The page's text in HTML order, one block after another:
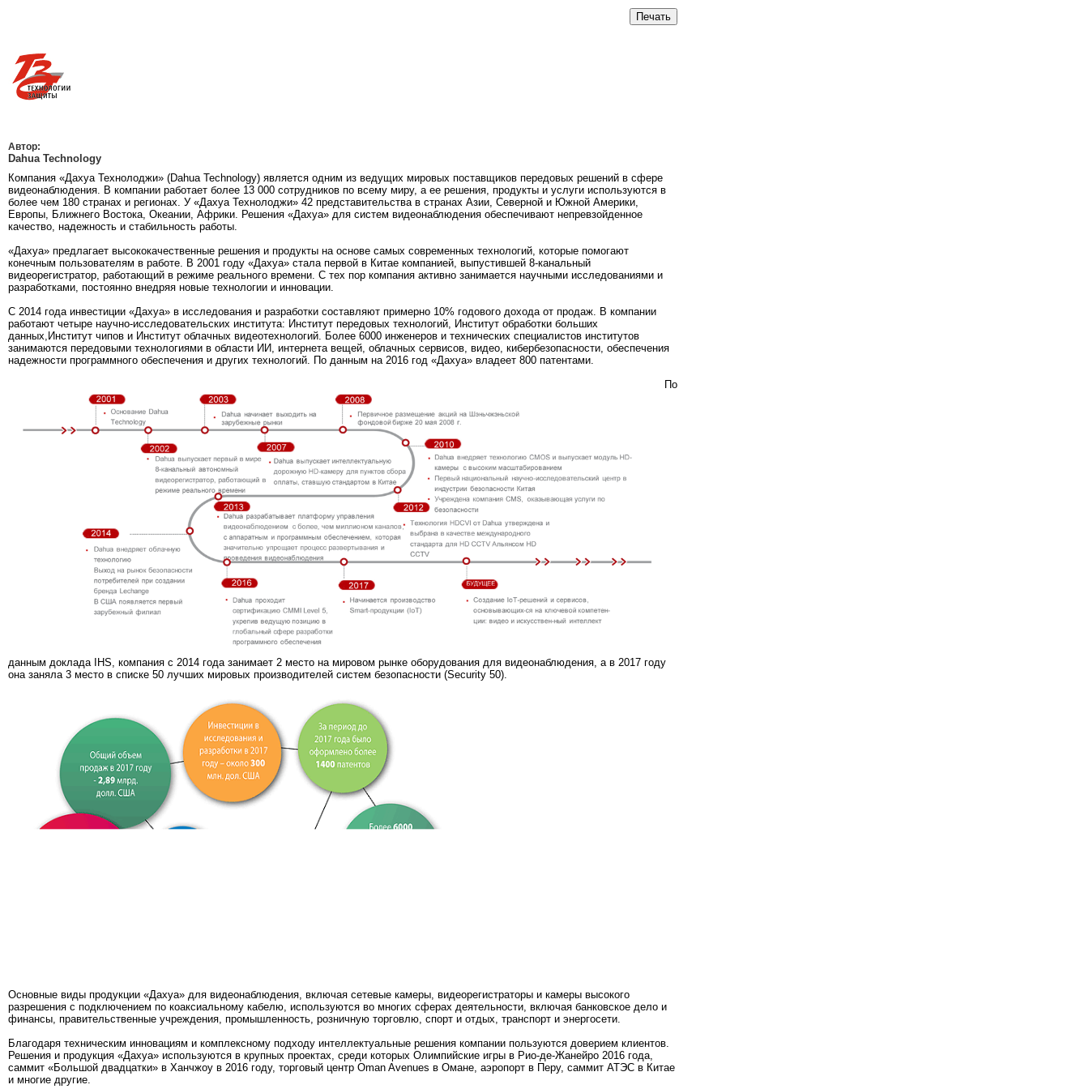
Автор:
Dahua Technology
Компания «Дахуа Технолоджи» (Dahua Technology) является одним из ведущих мировых поставщиков передовых решений в сфере
видеонаблюдения. В компании работает более 13 000 сотрудников по всему миру, а ее решения, продукты и услуги используются в
более чем 180 странах и регионах. У «Дахуа Технолоджи» 42 представительства в странах Азии, Северной и Южной Америки,
Европы, Ближнего Востока, Океании, Африки. Решения «Дахуа» для систем видеонаблюдения обеспечивают непревзойденное
качество, надежность и стабильность работы.
«Дахуа» предлагает высококачественные решения и продукты на основе самых современных технологий, которые помогают
конечным пользователям в работе. В 2001 году «Дахуа» стала первой в Китае компанией, выпустившей 8-канальный
видеорегистратор, работающий в режиме реального времени. С тех пор компания активно занимается научными исследованиями и
разработками, постоянно внедряя новые технологии и инновации.
С 2014 года инвестиции «Дахуа» в исследования и разработки составляют примерно 10% годового дохода от продаж. В компании
работают четыре научно-исследовательских института: Институт передовых технологий, Институт обработки больших
данных,Институт чипов и Институт облачных видеотехнологий. Более 6000 инженеров и технических специалистов институтов
занимаются передовыми технологиями в области ИИ, интернета вещей, облачных сервисов, видео, кибербезопасности, обеспечения
надежности программного обеспечения и других технологий. По данным на 2016 год «Дахуа» владеет 800 патентами.
По
данным доклада IHS, компания с 2014 года занимает 2 место на мировом рынке оборудования для видеонаблюдения, а в 2017 году
она заняла 3 место в списке 50 лучших мировых производителей систем безопасности (Security 50).
Основные виды продукции «Дахуа» для видеонаблюдения, включая сетевые камеры, видеорегистраторы и камеры высокого
разрешения с подключением по коаксиальному кабелю, используются во многих сферах деятельности, включая банковское дело и
финансы, правительственные учреждения, промышленность, розничную торговлю, спорт и отдых, транспорт и энергосети.
Благодаря техническим инновациям и комплексному подходу интеллектуальные решения компании пользуются доверием клиентов.
Решения и продукция «Дахуа» используются в крупных проектах, среди которых Олимпийские игры в Рио-де-Жанейро 2016 года,
саммит «Большой двадцатки» в Ханчжоу в 2016 году, торговый центр Oman Avenues в Омане, аэропорт в Перу, саммит АТЭС в Китае
и многие другие.